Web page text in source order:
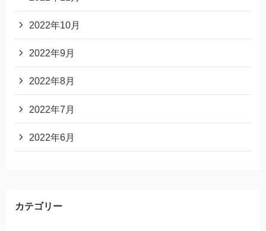
2022年10月
2022年9月
2022年8月
2022年7月
2022年6月
カテゴリー